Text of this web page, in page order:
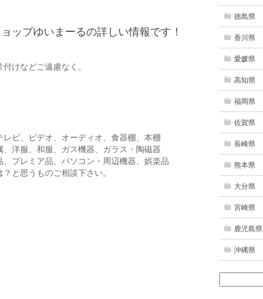
ップゆいまーるの詳しい情報です！
けなどご遠慮なく。
ビ、ビデオ、オーディオ、食器棚、本棚
洋服、和服、ガス機器、ガラス・陶磁器
プレミア品、パソコン・周辺機器、娯楽品
と思うものご相談下さい。
徳島県
香川県
愛媛県
高知県
福岡県
佐賀県
長崎県
熊本県
大分県
宮崎県
鹿児島県
沖縄県